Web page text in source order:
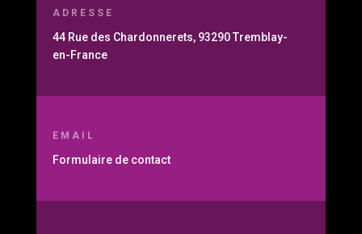
ADRESSE
44 Rue des Chardonnerets, 93290 Tremblay-
en-France
EMAIL
Formulaire de contact